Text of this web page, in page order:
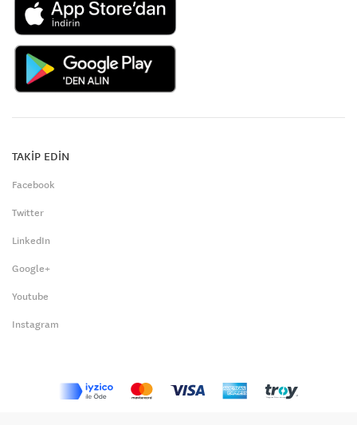
TAKİP EDİN
Facebook
Twitter
LinkedIn
Google+
Youtube
Instagram